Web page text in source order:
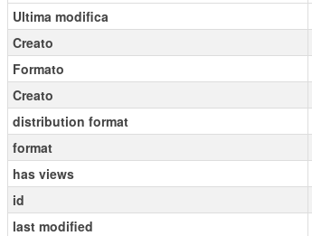
Ultima modifica
Creato
Formato
Creato
distribution format
format
has views
id
last modified